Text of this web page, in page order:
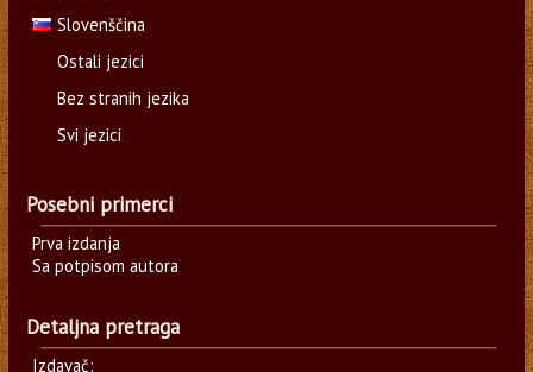
Slovenščina
Ostali jezici
Bez stranih jezika
Svi jezici
Posebni primerci
Prva izdanja
Sa potpisom autora
Detaljna pretraga
Izdavač: